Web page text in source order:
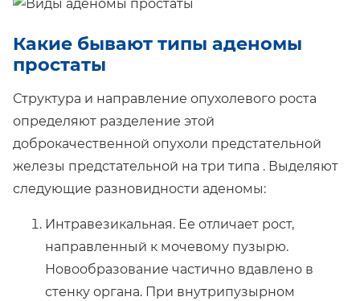
Какие бывают типы аденомы
простаты
Структура и направление опухолевого роста
определяют разделение этой
доброкачественной опухоли предстательной
железы предстательной на три типа . Выделяют
следующие разновидности аденомы:
Интравезикальная. Ее отличает рост,
направленный к мочевому пузырю.
Новообразование частично вдавлено в
стенку органа. При внутрипузырном